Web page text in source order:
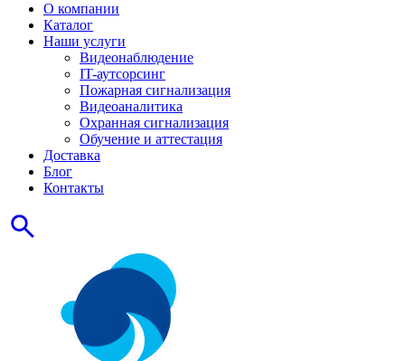
О компании
Каталог
Наши услуги
Видеонаблюдение
IT-аутсорсинг
Пожарная сигнализация
Видеоаналитика
Охранная сигнализация
Обучение и аттестация
Доставка
Блог
Контакты